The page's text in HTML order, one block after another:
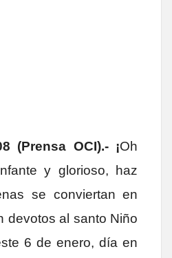
(Prensa OCI).- ¡Oh
y glorioso, haz
se conviertan en
devotos al santo Niño
6 de enero, día en